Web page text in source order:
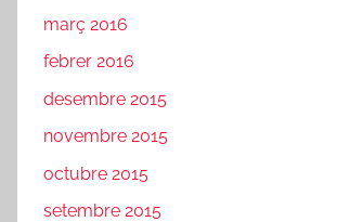
març 2016
febrer 2016
desembre 2015
novembre 2015
octubre 2015
setembre 2015